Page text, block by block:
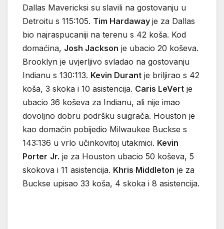
Dallas Mavericksi su slavili na gostovanju u
Detroitu s 115:105. Tim Hardaway je za Dallas
bio najraspucaniji na terenu s 42 koša. Kod
domaćina, Josh Jackson je ubacio 20 koševa.
Brooklyn je uvjerljivo svladao na gostovanju
Indianu s 130:113. Kevin Durant je briljirao s 42
koša, 3 skoka i 10 asistencija. Caris LeVert je
ubacio 36 koševa za Indianu, ali nije imao
dovoljno dobru podršku suigrača. Houston je
kao domaćin pobijedio Milwaukee Buckse s
143:136 u vrlo učinkovitoj utakmici. Kevin
Porter Jr. je za Houston ubacio 50 koševa, 5
skokova i 11 asistencija. Khris Middleton je za
Buckse upisao 33 koša, 4 skoka i 8 asistencija.